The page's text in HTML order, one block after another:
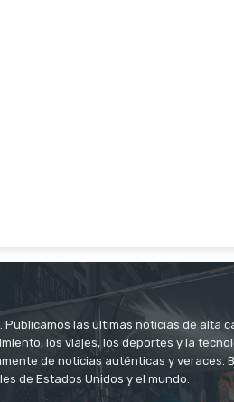
las últimas noticias de alta
los viajes, los deportes y la
de noticias auténticas y veraces.
de Estados Unidos y el mundo.